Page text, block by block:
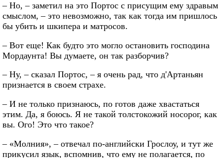
– Но, – заметил на это Портос с присущим ему здравым
смыслом, – это невозможно, так как тогда им пришлось
бы убить и шкипера и матросов.
– Вот еще! Как будто это могло остановить господина
Мордаунта! Вы думаете, он так разборчив?
– Ну, – сказал Портос, – я очень рад, что д'Артаньян
признается в своем страхе.
– И не только признаюсь, по готов даже хвастаться
этим. Да, я боюсь. Я не такой толстокожий носорог, как
вы. Ого! Это что такое?
– «Молния», – отвечал по-английски Грослоу, и тут же
прикусил язык, вспомнив, что ему не полагается, по